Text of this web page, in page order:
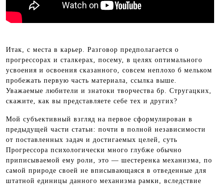
Итак, с места в карьер. Разговор предполагается о
прогрессорах и сталкерах, посему, в целях оптимального
усвоения и освоения сказанного, совсем неплохо б мельком
пробежать первую часть материала, ссылка выше.
Уважаемые любители и знатоки творчества бр. Стругацких,
скажите, как вы представляете себе тех и других?
Мой субъективный взгляд на первое сформулирован в
предыдущей части статьи: почти в полной независимости
от поставленных задач и достигаемых целей, суть
Прогрессора психологически много глубже обычно
приписываемой ему роли, это — шестеренка механизма, по
самой природе своей не вписывающаяся в отведенные для
штатной единицы данного механизма рамки, вследствие